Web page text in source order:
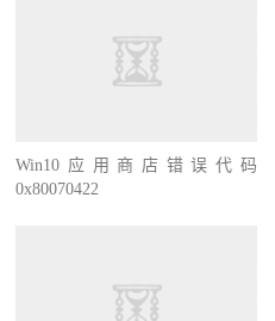
Win10应用商店错误代码
0x80070422